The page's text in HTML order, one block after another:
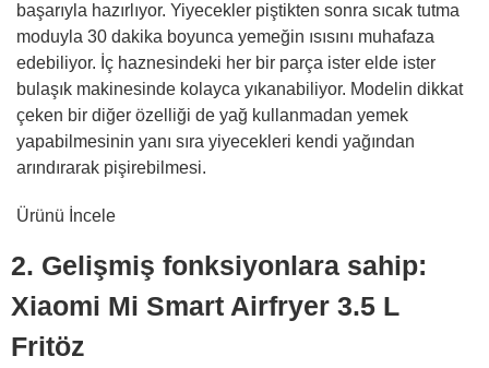
başarıyla hazırlıyor. Yiyecekler piştikten sonra sıcak tutma
moduyla 30 dakika boyunca yemeğin ısısını muhafaza
edebiliyor. İç haznesindeki her bir parça ister elde ister
bulaşık makinesinde kolayca yıkanabiliyor. Modelin dikkat
çeken bir diğer özelliği de yağ kullanmadan yemek
yapabilmesinin yanı sıra yiyecekleri kendi yağından
arındırarak pişirebilmesi.
Ürünü İncele
2. Gelişmiş fonksiyonlara sahip:
Xiaomi Mi Smart Airfryer 3.5 L
Fritöz